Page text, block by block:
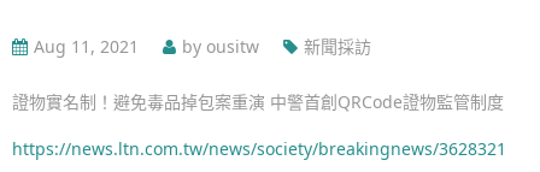
Aug 11, 2021 by ousitw 新聞採訪
證物實名制！避免毒品掉包案重演 中警首創QRCode證物監管制度
https://news.ltn.com.tw/news/society/breakingnews/3628321